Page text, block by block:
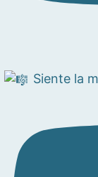
Siente la